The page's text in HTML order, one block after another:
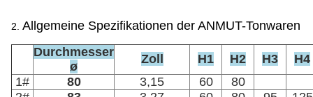
2. Allgemeine Spezifikationen der ANMUT-Tonwaren
Durchmesser
ø
Zoll H1 H2 H3
H4
1#
80 3,15 60
80